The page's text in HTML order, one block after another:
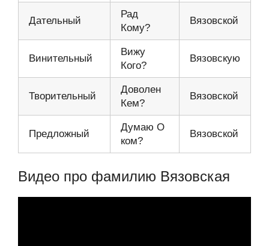
Дательный
Рад
Кому?
Вязовской
Винительный
Вижу
Кого?
Вязовскую
Творительный
Доволен
Кем?
Вязовской
Предложный
Думаю О
ком?
Вязовской
Видео про фамилию Вязовская